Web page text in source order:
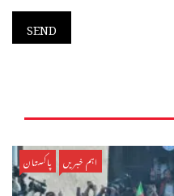
اہم خبریں پاکستان